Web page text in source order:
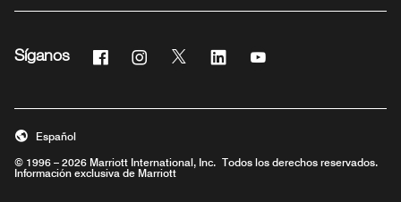
Síganos Facebook
Abre una ventana nueva
Instagram
Abre una ventana nueva
Twitter
Abre una ventana nueva
Linkedin
Abre una ventana nueva
Abre una ventana
© 1996 – 2026 Marriott International, Inc. Todos los derechos reservados.
Información exclusiva de Marriott
Español